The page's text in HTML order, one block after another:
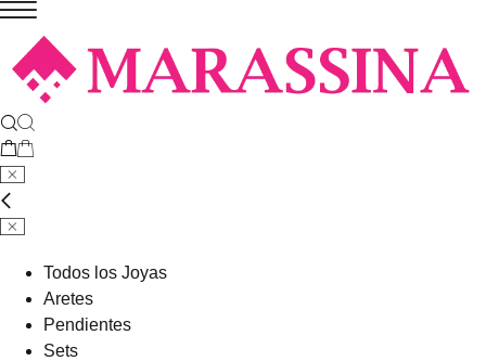
Todos los Joyas
Aretes
Pendientes
Sets